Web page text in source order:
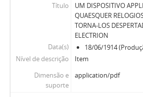
Título
UM DISPOSITIVO
QUAESQUER
TORNA-LOS
ELECTRION
Data(s)
18/06/1914
Nível de descrição
Item
Dimensão e
suporte
application/pdf